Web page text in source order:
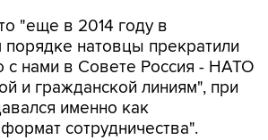
"еще в 2014 году в
натовцы прекратили
с нами в Совете Россия - НАТО
и гражданской линиям", при
именно как
сотрудничества".